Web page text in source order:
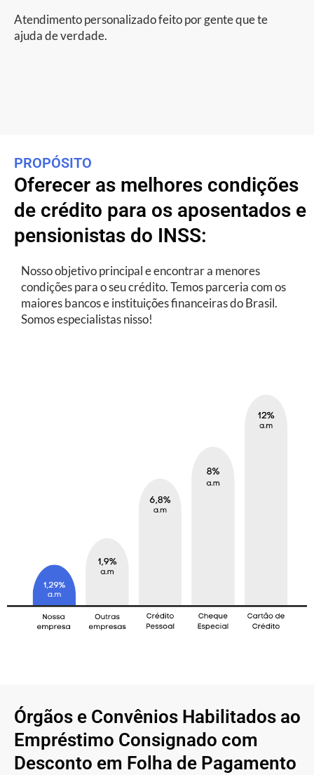
Atendimento personalizado feito por gente que te
ajuda de verdade.
PROPÓSITO
Oferecer as melhores condições
de crédito para os aposentados e
pensionistas do INSS:
Nosso objetivo principal e encontrar a menores
condições para o seu crédito. Temos parceria com os
maiores bancos e instituições financeiras do Brasil.
Somos especialistas nisso!
Órgãos e Convênios Habilitados ao
Empréstimo Consignado com
Desconto em Folha de Pagamento